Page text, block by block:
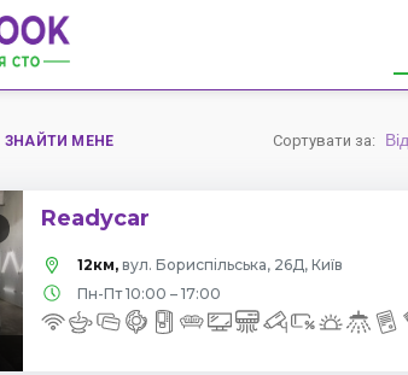
ЗНАЙТИ МЕНЕ Сортувати за:
Readycar
12км, вул. Бориспільська, 26Д, Київ
Пн-Пт 10:00 – 17:00